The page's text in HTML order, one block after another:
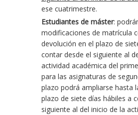
ese cuatrimestre.
Estudiantes de máster:
modificaciones de matrícula
devolución en el plazo de
contar desde el siguiente al
actividad académica del
para las asignaturas de
plazo podrá ampliarse hasta
plazo de siete días hábiles a
siguiente al del inicio de la